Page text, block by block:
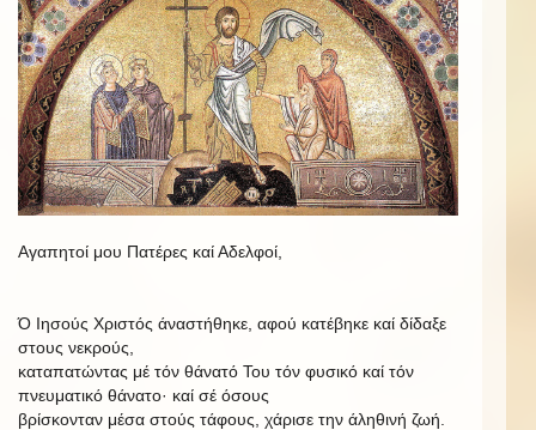
Αγαπητοί μου Πατέρες καί Αδελφοί,
Ό Ιησούς Χριστός άναστήθηκε, αφού κατέβηκε καί δίδαξε
στους νεκρούς,
καταπατώντας μέ τόν θάνατό Του τόν φυσικό καί τόν
πνευματικό θάνατο· καί σέ όσους
βρίσκονταν μέσα στούς τάφους, χάρισε την άληθινή ζωή.